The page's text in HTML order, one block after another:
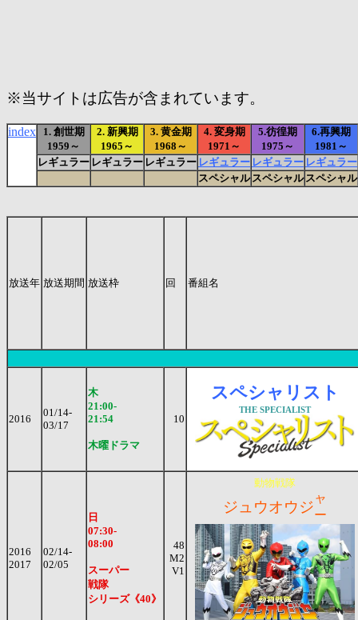
※当サイトは広告が含まれています。
index
1. 創世期
1959～
2. 新興期
1965～
3. 黄金期
1968～
4. 変身期
1971～
5.彷徨期
1975～
6.再興期
1981～
レギュラー レギュラー レギュラー レギュラー レギュラー レギュラー
スペシャル スペシャル スペシャル
放送年 放送期間 放送枠 回 番組名
2016
01/14-
03/17
木
21:00-
21:54
木曜ドラマ
10
スペシャリスト
THE SPECIALIST
2016
2017
02/14-
02/05
日
07:30-
08:00
スーパー
戦隊
シリーズ《40》
48
M2
V1
動物戦隊
ジュウオウジ
ャ
ー